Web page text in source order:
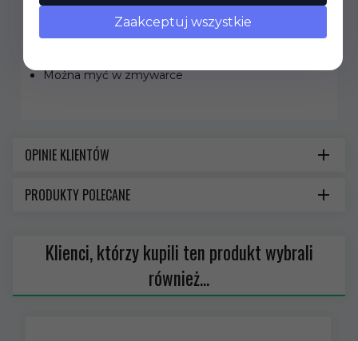
Można myć w zmywarce
OPINIE KLIENTÓW
PRODUKTY POLECANE
Klienci, którzy kupili ten produkt wybrali
również...
Zaakceptuj wszystkie